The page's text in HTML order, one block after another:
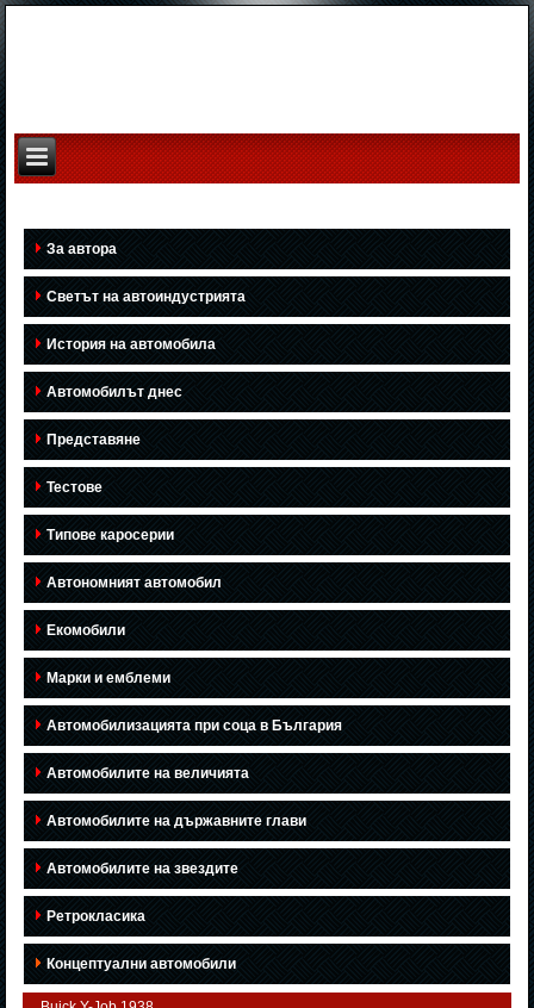
За автора
Светът на автоиндустрията
История на автомобила
Автомобилът днес
Представяне
Тестове
Типове каросерии
Автономният автомобил
Екомобили
Марки и емблеми
Автомобилизацията при соца в България
Автомобилите на величията
Автомобилите на държавните глави
Автомобилите на звездите
Ретрокласика
Концептуални автомобили